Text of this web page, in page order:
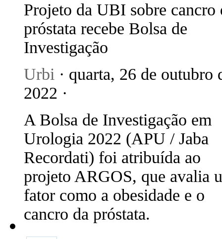
Projeto da UBI sobre cancro
próstata recebe Bolsa de
Investigação
Urbi · quarta, 26 de outubro
2022 ·
A Bolsa de Investigação em
Urologia 2022 (APU / Jaba
Recordati) foi atribuída ao
projeto ARGOS, que avalia
fator como a obesidade e o
cancro da próstata.